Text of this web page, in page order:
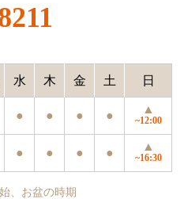
水 木 金 土 日
● ● ● ● ▲
~12:00
● ● ● ● ▲
~16:30
、お盆の時期